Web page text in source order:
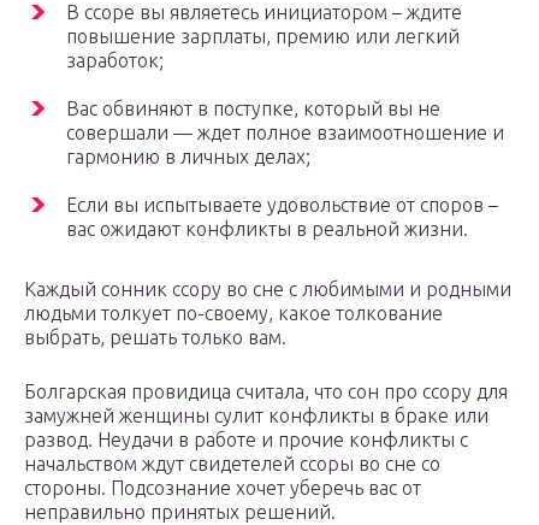
В ссоре вы являетесь инициатором – ждите
повышение зарплаты, премию или легкий
заработок;
Вас обвиняют в поступке, который вы не
совершали — ждет полное взаимоотношение и
гармонию в личных делах;
Если вы испытываете удовольствие от споров –
вас ожидают конфликты в реальной жизни.
Каждый сонник ссору во сне с любимыми и родными
людьми толкует по-своему, какое толкование
выбрать, решать только вам.
Болгарская провидица считала, что сон про ссору для
замужней женщины сулит конфликты в браке или
развод. Неудачи в работе и прочие конфликты с
начальством ждут свидетелей ссоры во сне со
стороны. Подсознание хочет уберечь вас от
неправильно принятых решений.